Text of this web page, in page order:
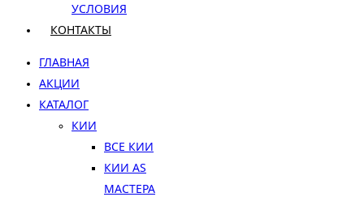
УСЛОВИЯ
КОНТАКТЫ
ГЛАВНАЯ
АКЦИИ
КАТАЛОГ
КИИ
ВСЕ КИИ
КИИ AS
МАСТЕРА